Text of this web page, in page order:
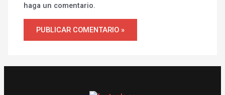
haga un comentario.